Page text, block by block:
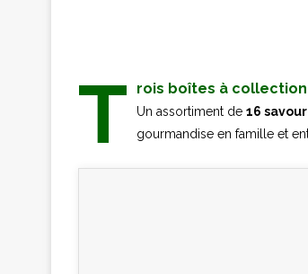
T rois boîtes à
Un assortiment de 16
gourmandise en famille et